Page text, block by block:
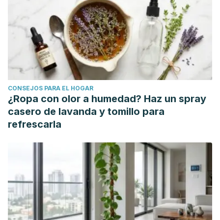
CONSEJOS PARA EL HOGAR
¿Ropa con olor a humedad? Haz un spray
casero de lavanda y tomillo para
refrescarla